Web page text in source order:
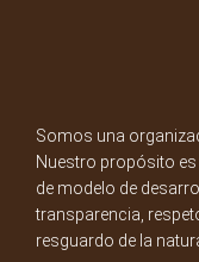
Somos una
Nuestro propósito
de modelo de
transparencia,
resguardo de la